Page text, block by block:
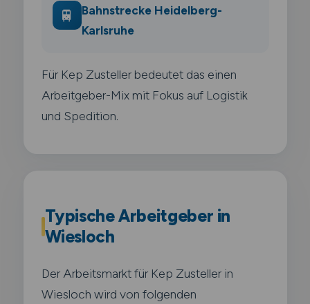
🚆
Bahnstrecke Heidelberg-
Karlsruhe
Für Kep Zusteller bedeutet das einen
Arbeitgeber-Mix mit Fokus auf Logistik
und Spedition.
Typische Arbeitgeber in
Wiesloch
Der Arbeitsmarkt für Kep Zusteller in
Wiesloch wird von folgenden